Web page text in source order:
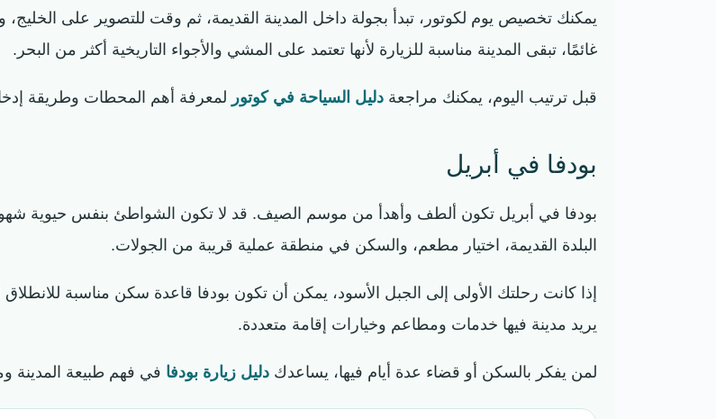
يمكنك تخصيص يوم لكوتور، تبدأ بجولة داخل المدينة القديمة، ثم وقت للتصوير على
غائمًا، تبقى المدينة مناسبة للزيارة لأنها تعتمد على المشي والأجواء التاريخية أكثر من البحر.
قبل ترتيب اليوم، يمكنك مراجعة دليل السياحة في كوتور لمعرفة أهم المحطات وطريقة
بودفا في أبريل
بودفا في أبريل تكون ألطف وأهدأ من موسم الصيف. قد لا تكون الشواطئ بنفس حيوية شهور
البلدة القديمة، اختيار مطعم، والسكن في منطقة عملية قريبة من الجولات.
إذا كانت رحلتك الأولى إلى الجبل الأسود، يمكن أن تكون بودفا قاعدة سكن مناسبة
يريد مدينة فيها خدمات ومطاعم وخيارات إقامة متعددة.
لمن يفكر بالسكن أو قضاء عدة أيام فيها، يساعدك دليل زيارة بودفا في فهم طبيعة المدينة